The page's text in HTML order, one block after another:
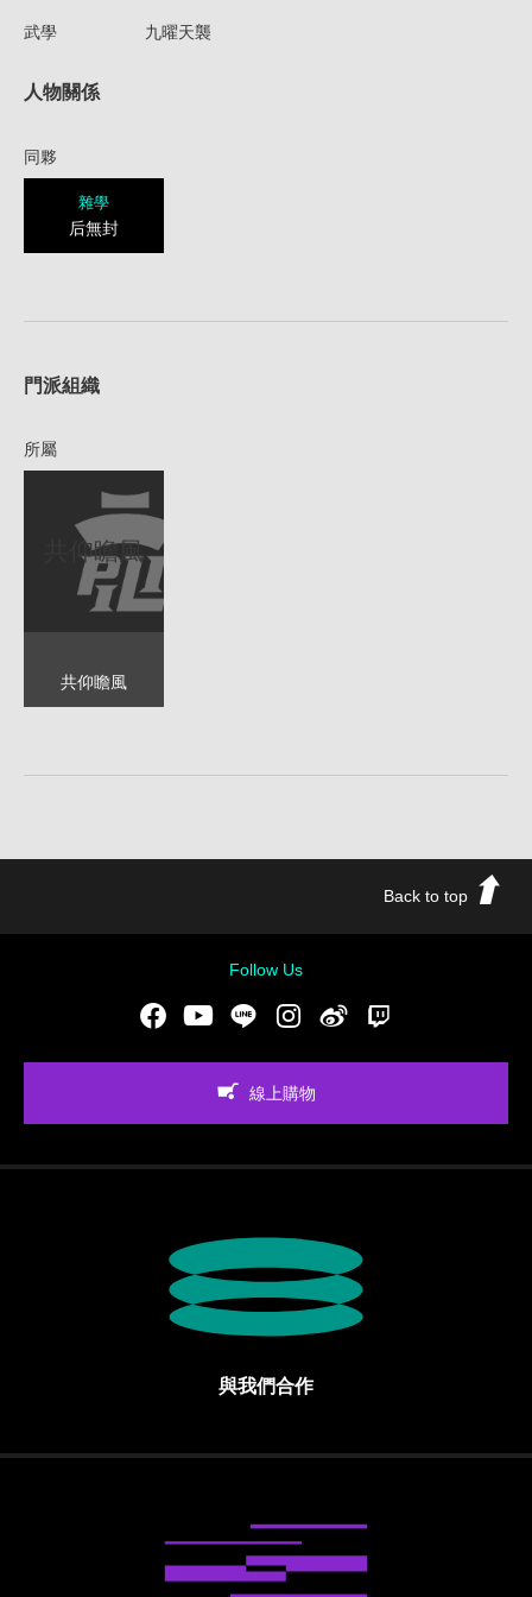
武學 九曜天襲
人物關係
同夥
雜學
后無封
門派組織
所屬
共仰瞻風
共仰瞻風
Back to top
Follow Us
FacebookYoutubeLINE Instgram新浪微博
線上購物
與我們合作